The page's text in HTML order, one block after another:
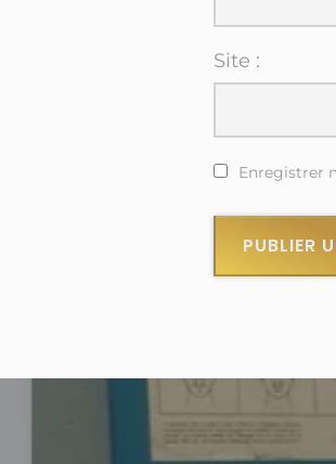
Site :
Enregistrer